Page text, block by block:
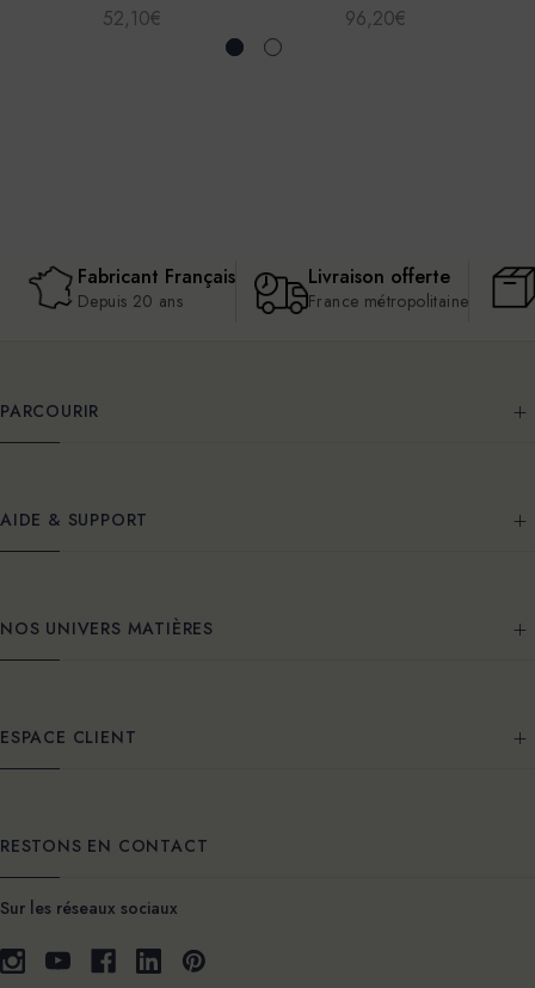
52,10€ 96,20€
Fabricant Français
Depuis 20 ans
Livraison offerte
France métropolitaine
PARCOURIR
AIDE & SUPPORT
NOS UNIVERS MATIÈRES
ESPACE CLIENT
RESTONS EN CONTACT
Sur les réseaux sociaux